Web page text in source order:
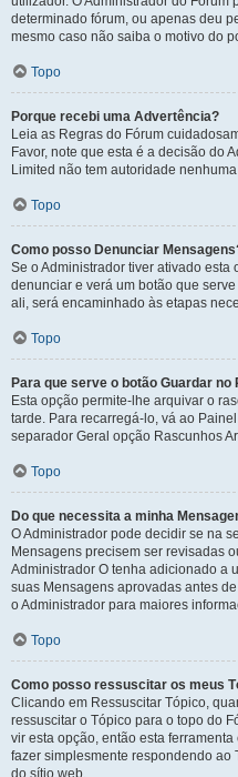
determinado fórum, ou apenas deu
mesmo caso não saiba o motivo do
Topo
Porque recebi uma Advertência?
Leia as Regras do Fórum
Favor, note que esta é a decisão do
Limited não tem autoridade
Topo
Como posso Denunciar
Se o Administrador tiver ativado
denunciar e verá um botão que
ali, será encaminhado às etapas
Topo
Para que serve o botão Guardar no
Esta opção permite-lhe arquivar o
tarde. Para recarregá-lo, vá ao
separador Geral opção Rascunhos
Topo
Do que necessita a minha
O Administrador pode decidir se na
Mensagens precisem ser revisadas
Administrador O tenha adicionado a
suas Mensagens aprovadas antes
o Administrador para maiores
Topo
Como posso ressuscitar os meus
Clicando em Ressuscitar Tópico,
ressuscitar o Tópico para o topo do
vir esta opção, então esta
fazer simplesmente respondendo ao
do sítio web.